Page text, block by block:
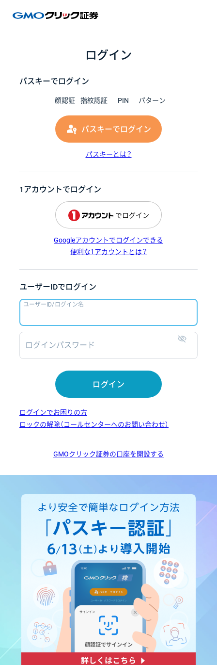
ログイン
パスキーでログイン
顔認証 指紋認証 PIN パターン
パスキーでログイン
パスキーとは？
1アカウントでログイン
でログイン
Googleアカウントでログインできる
便利な1アカウントとは？
ユーザーIDでログイン
ユーザーID/ログイン名
ログインパスワード
ログイン
ログインでお困りの方
ロックの解除（コールセンターへのお問い合わせ）
GMOクリック証券の口座を開設する